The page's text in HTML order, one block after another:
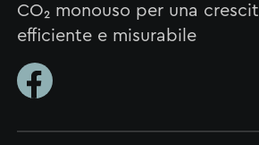
CO₂ monouso per una
efficiente e misurabile